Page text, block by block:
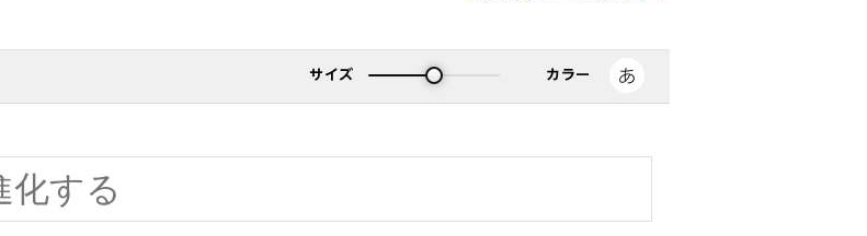
サイズ カラー